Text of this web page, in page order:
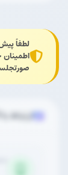
لطفاً
ارتباط